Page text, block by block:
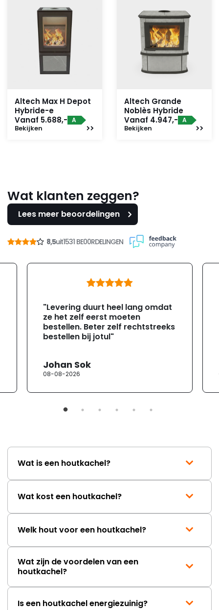
Altech Max H Depot
Hybride-e
Vanaf 5.688,- A
Bekijken
Altech Grande
Noblès Hybride
Vanaf 4.947,- A
Bekijken
Wat klanten zeggen?
Lees meer beoordelingen
8,5uit1531 BE00RDELINGEN
"Levering duurt heel lang omdat
ze het zelf eerst moeten
bestellen. Beter zelf rechtstreeks
bestellen bij jotul"
Johan Sok
08-08-2026
Wat is een houtkachel?
Wat kost een houtkachel?
Welk hout voor een houtkachel?
Wat zijn de voordelen van een
houtkachel?
Is een houtkachel energiezuinig?